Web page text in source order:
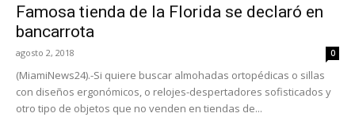
Famosa tienda de la Florida se declaró en
bancarrota
agosto 2, 2018 0
(MiamiNews24).-Si quiere buscar almohadas ortopédicas o sillas
con diseños ergonómicos, o relojes-despertadores sofisticados y
otro tipo de objetos que no venden en tiendas de...